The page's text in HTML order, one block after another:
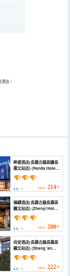
店。
畔達酒店(長壽古鎮高鐵長
壽北站店) (Panda Hotel
(Changshou Ancient
Town High-speed
Railway North Station))
4.8/ 5 HKD 214+
臻驛酒店(長壽古鎮長壽高
鐵北站店) (Zhenyi Hotel
(Longevity Town
Changshou North High-
Speed Railway Station))
4.8/ 5 HKD 200+
尚安酒店(長壽古鎮長壽高
鐵北站店) (Shang 'an
Hotel)
4.9/ 5 HKD 222+